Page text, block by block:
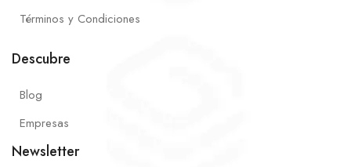
Términos y Condiciones
Descubre
Blog
Empresas
Newsletter